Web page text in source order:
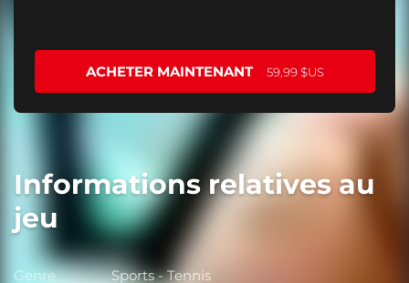
ACHETER MAINTENANT 59,99 $US
Informations relatives au
jeu
Genre Sports - Tennis